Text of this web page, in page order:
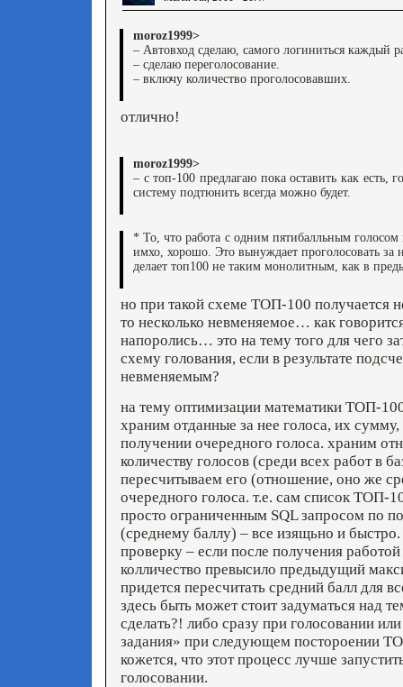
moroz1999>
– Автовход сделаю, самого логиниться каждый
– сделаю переголосование.
– включу количество проголосовавших.
отлично!
moroz1999>
– с топ-100 предлагаю пока оставить как есть,
систему подтюнить всегда можно будет.
* То, что работа с одним пятибалльным голосом
имхо, хорошо. Это вынуждает проголосовать за
делает топ100 не таким монолитным, как в
но при такой схеме ТОП-100 получается
то несколько невменяемое… как
напоролись… это на тему того для чего
схему голования, если в результате
невменяемым?
на тему оптимизации математики ТОП-
храним отданные за нее голоса, их
получении очередного голоса. храним
количеству голосов (среди всех работ в
пересчитываем его (отношение, оно же
очередного голоса. т.е. сам список ТОП-
просто ограниченным SQL запросом по
(среднему баллу) – все изящьно и
проверку – если после получения
колличество превысило предыдущий
придется пересчитать средний балл для
здесь быть может стоит задуматься над
сделать?! либо сразу при голосовании
задания» при следующем постороении
кожется, что этот процесс лучше
голосовании.